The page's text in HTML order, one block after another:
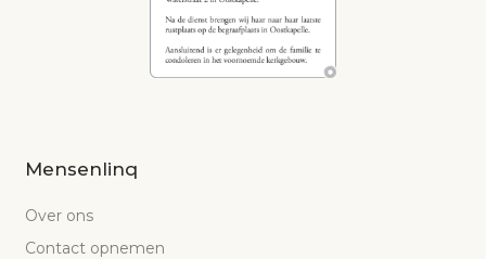
Mensenlinq
Over ons
Contact opnemen